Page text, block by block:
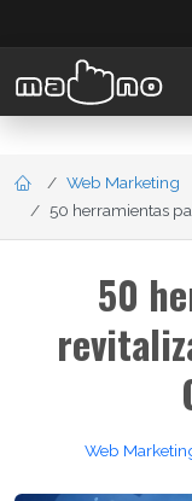
Web Marketing
50 herramientas
50
Web